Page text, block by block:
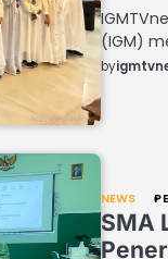
(IGM)
by
NEWS
SMA